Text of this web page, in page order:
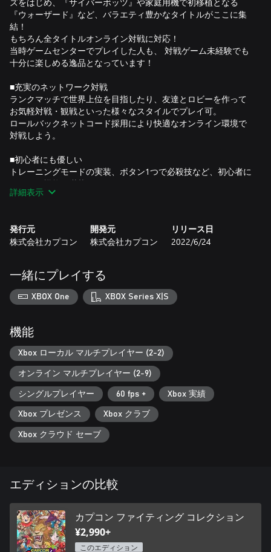
『ウォーザード』など、バラエティ豊かなタイトルがここに集
結！
もちろん全タイトルオンライン対戦に対応！
当時ゲームセンターでプレイした人も、 対戦ゲーム未経験でも
十分に楽しめる逸品となっています！
■充実のネットワーク対戦
ランクマッチで世界上位を目指したり、友達とロビーを作って
お気軽対戦・観戦といった様々なスタイルでプレイ可。
ロールバックネットコード採用により快適なオンライン環境で
対戦しよう。
■初心者にも優しい
トレーニングモードの実装、ボタン1つで必殺技など、初心者に
も優しい機能が満載。
どこでもセーブ・ロード機能ですぐにやりなおしも！
10タイトルを対象とした500点以上のイラストや開発資料など
を掲載。
録。
さらに、各タイトルのアーケード版から収録された400曲もの
音源データが視聴可能。
『ヴァンパイア』
『ヴァンパイアハンター』
『ヴァンパイアセイヴァー』
『ヴァンパイアハンター2』
『ヴァンパイアセイヴァー2』
『ハイパーストリートファイター II』
『ポケットファイター』
『スーパーパズルファイターII X』
『サイバーボッツ』
『ウォーザード』
詳細表示
発行元
株式会社カプコン
開発元
株式会社カプコン
リリース日
2022/6/24
一緒にプレイする
XBOX One XBOX Series X|S
機能
Xbox ローカル マルチプレイヤー (2-2)
オンライン マルチプレイヤー (2-9)
シングルプレイヤー 60 fps + Xbox 実績
Xbox プレゼンス Xbox クラブ
Xbox クラウド セーブ
エディションの比較
カプコン ファイティング コレクション
¥2,990+
このエディション